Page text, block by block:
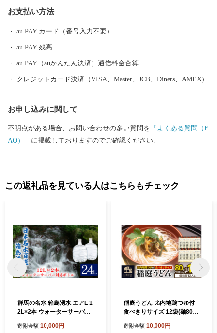
お支払い方法
au PAY カード（番号入力不要）
au PAY 残高
au PAY（auかんたん決済）通信料金合算
クレジットカード決済（VISA、Master、JCB、Diners、AMEX）
お申し込みに関して
不明点がある場合、お問い合わせの多い質問を 「よくある質問（F
AQ）」 に掲載しておりますのでご確認ください。
この返礼品を見ている人はこちらもチェック
群馬の名水 箱島湧水 エアL 1
2L×2本 ウォーターサーバー
料類 水 ミネラルウォーター
寄附金額 10,000円
稲庭うどん 比内地鶏つゆ付
食べきりサイズ 12袋(麺80g
饂飩]
寄附金額 10,000円